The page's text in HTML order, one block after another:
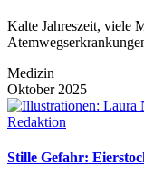
Kalte Jahreszeit, viele
Medizin
Oktober 2025
Redaktion
Stille Gefahr: